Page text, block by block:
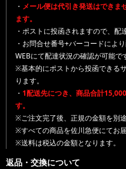
・ メール便は代引き発送はできま
ます。
・ポストに投函されますので、配
・お問合せ番号+バーコードによ
WEBにて配達状況の確認が可能で
※基本的にポストから投函できる
ります。
・ 1配送先につき、商品合計
す。
※ご注文完了後、正規の金額を別
※すべての商品を佐川急便にてお届
※送料は税込の金額となります。
返品・交換について